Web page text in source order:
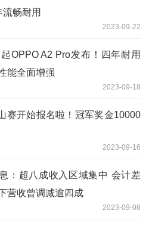
畅耐用
2023-09-22
OPPO A2 Pro发布！四年耐用
能全面增强
2023-09-18
赛开始报名啦！冠军奖金10000
2023-09-16
：超八成收入区域集中 会计差
营收曾调减逾四成
2023-09-08